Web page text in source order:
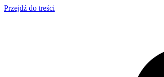
Przejdź do treści